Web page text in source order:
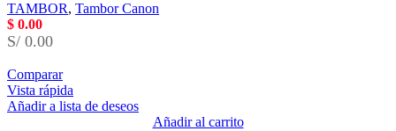
TAMBOR, Tambor Canon
$ 0.00
S/ 0.00
Comparar
Vista rápida
Añadir a lista de deseos
Añadir al carrito